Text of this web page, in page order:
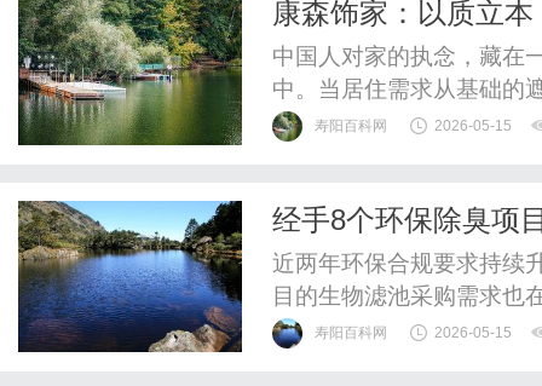
康森饰家：以质立
中国人对家的执念，藏在
中。当居住需求从基础的
深层向往，作为家装与家
家，正是这条赛道上笃定
寿阳百科网 2026-05-15
经手8个环保除臭项
近两年环保合规要求持续
目的生物滤池采购需求也
后后经手了8个大型除臭
寿阳百科网 2026-05-15